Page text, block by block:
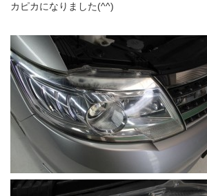
カピカになりました(^^)